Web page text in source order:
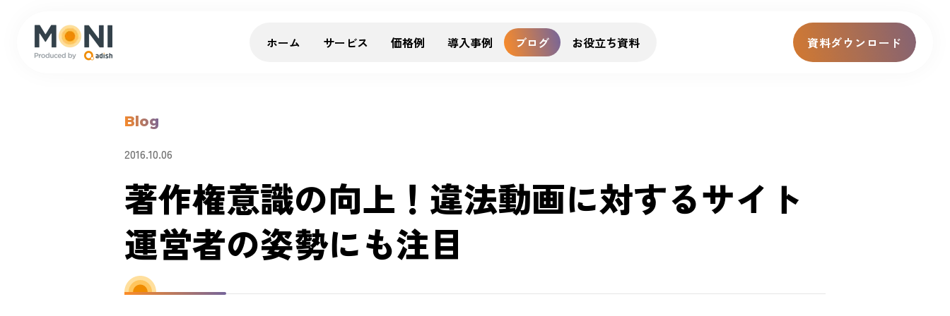
ホーム サービス 価格例 導入事例 ブログ お役立ち資料 資料ダウンロード
Blog
2016.10.06
著作権意識の向上！違法動画に対するサイト
運営者の姿勢にも注目